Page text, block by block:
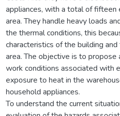
appliances, with a total of fifteen
area. They handle heavy loads
the thermal conditions, this
characteristics of the building
area. The objective is to
work conditions associated with
exposure to heat in the
household appliances.
To understand the current